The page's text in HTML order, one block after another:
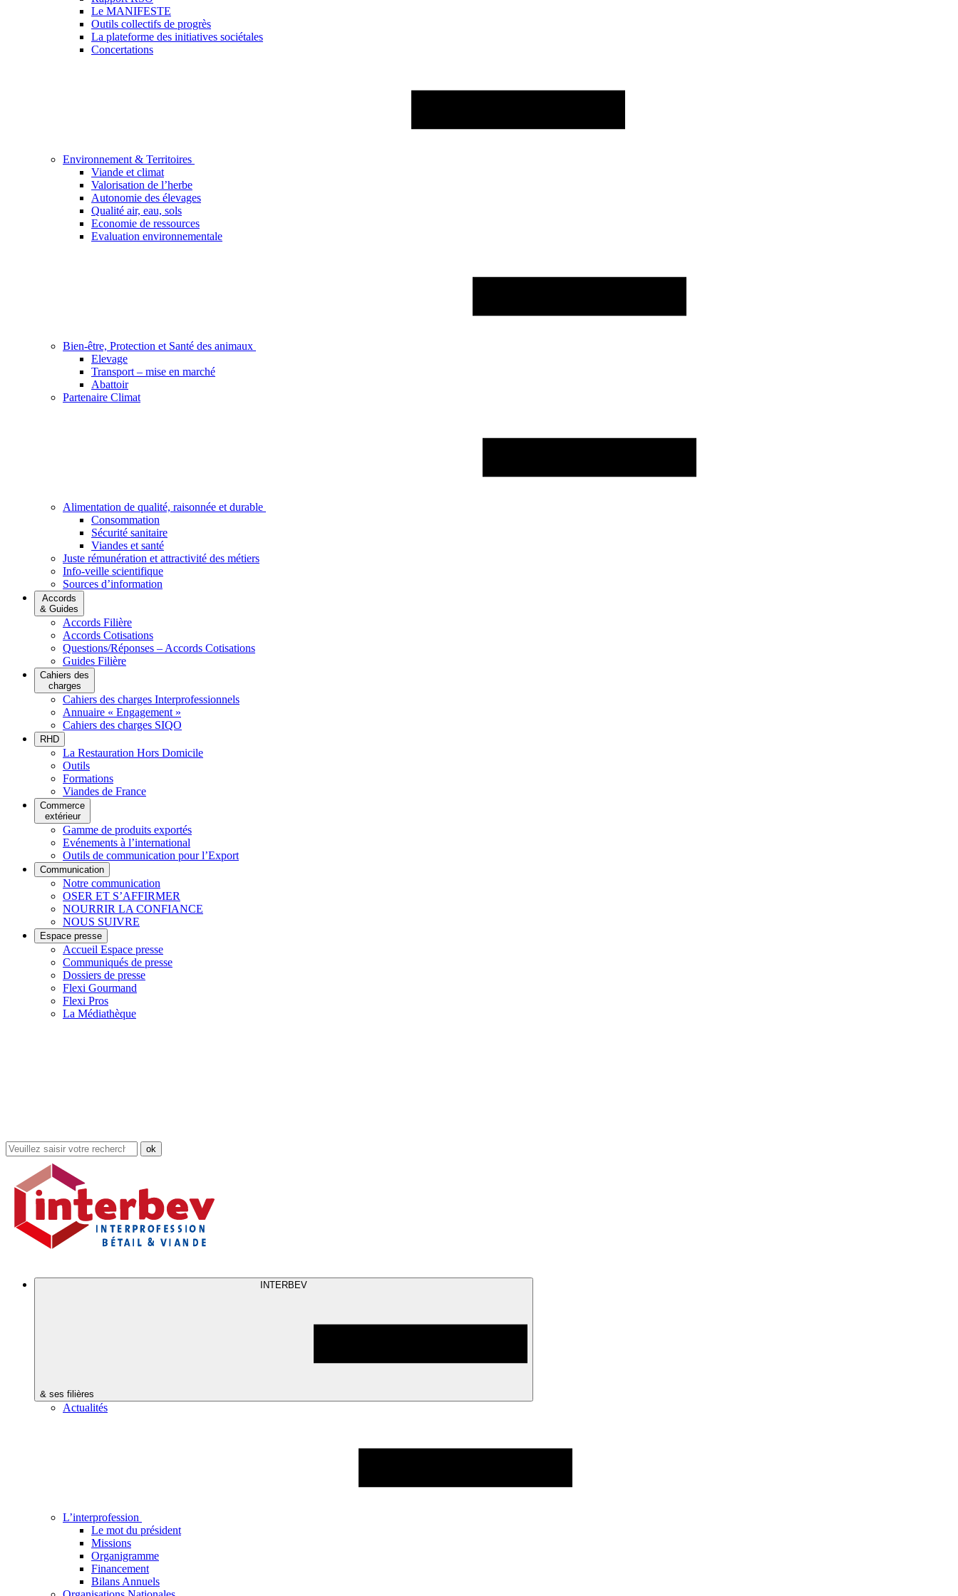
Le MANIFESTE
Outils collectifs de progrès
La plateforme des initiatives sociétales
Concertations
Environnement & Territoires
Viande et climat
Valorisation de l’herbe
Autonomie des élevages
Qualité air, eau, sols
Economie de ressources
Evaluation environnementale
Bien-être, Protection et Santé des animaux
Elevage
Transport – mise en marché
Abattoir
Partenaire Climat
Alimentation de qualité, raisonnée et durable
Consommation
Sécurité sanitaire
Viandes et santé
Juste rémunération et attractivité des métiers
Info-veille scientifique
Sources d’information
Accords
& Guides
Accords Filière
Accords Cotisations
Questions/Réponses – Accords Cotisations
Guides Filière
Cahiers des
charges
Cahiers des charges Interprofessionnels
Annuaire « Engagement »
Cahiers des charges SIQO
RHD
La Restauration Hors Domicile
Outils
Formations
Viandes de France
Commerce
extérieur
Gamme de produits exportés
Evénements à l’international
Outils de communication pour l’Export
Communication
Notre communication
OSER ET S’AFFIRMER
NOURRIR LA CONFIANCE
NOUS SUIVRE
Espace presse
Accueil Espace presse
Communiqués de presse
Dossiers de presse
Flexi Gourmand
Flexi Pros
La Médiathèque
Rechercher
dans
site
INTERBEV
& ses filières
Actualités
L’interprofession
Le mot du président
Missions
Organigramme
Financement
Bilans Annuels